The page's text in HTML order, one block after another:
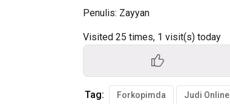
Penulis: Zayyan
Visited 25 times, 1 visit(s) today
Tag: Forkopimda Judi Online